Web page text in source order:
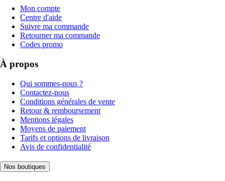
Mon compte
Centre d'aide
Suivre ma commande
Retourner ma commande
Codes promo
À propos
Qui sommes-nous ?
Contactez-nous
Conditions générales de vente
Retour & remboursement
Mentions légales
Moyens de paiement
Tarifs et options de livraison
Avis de confidentialité
Nos boutiques